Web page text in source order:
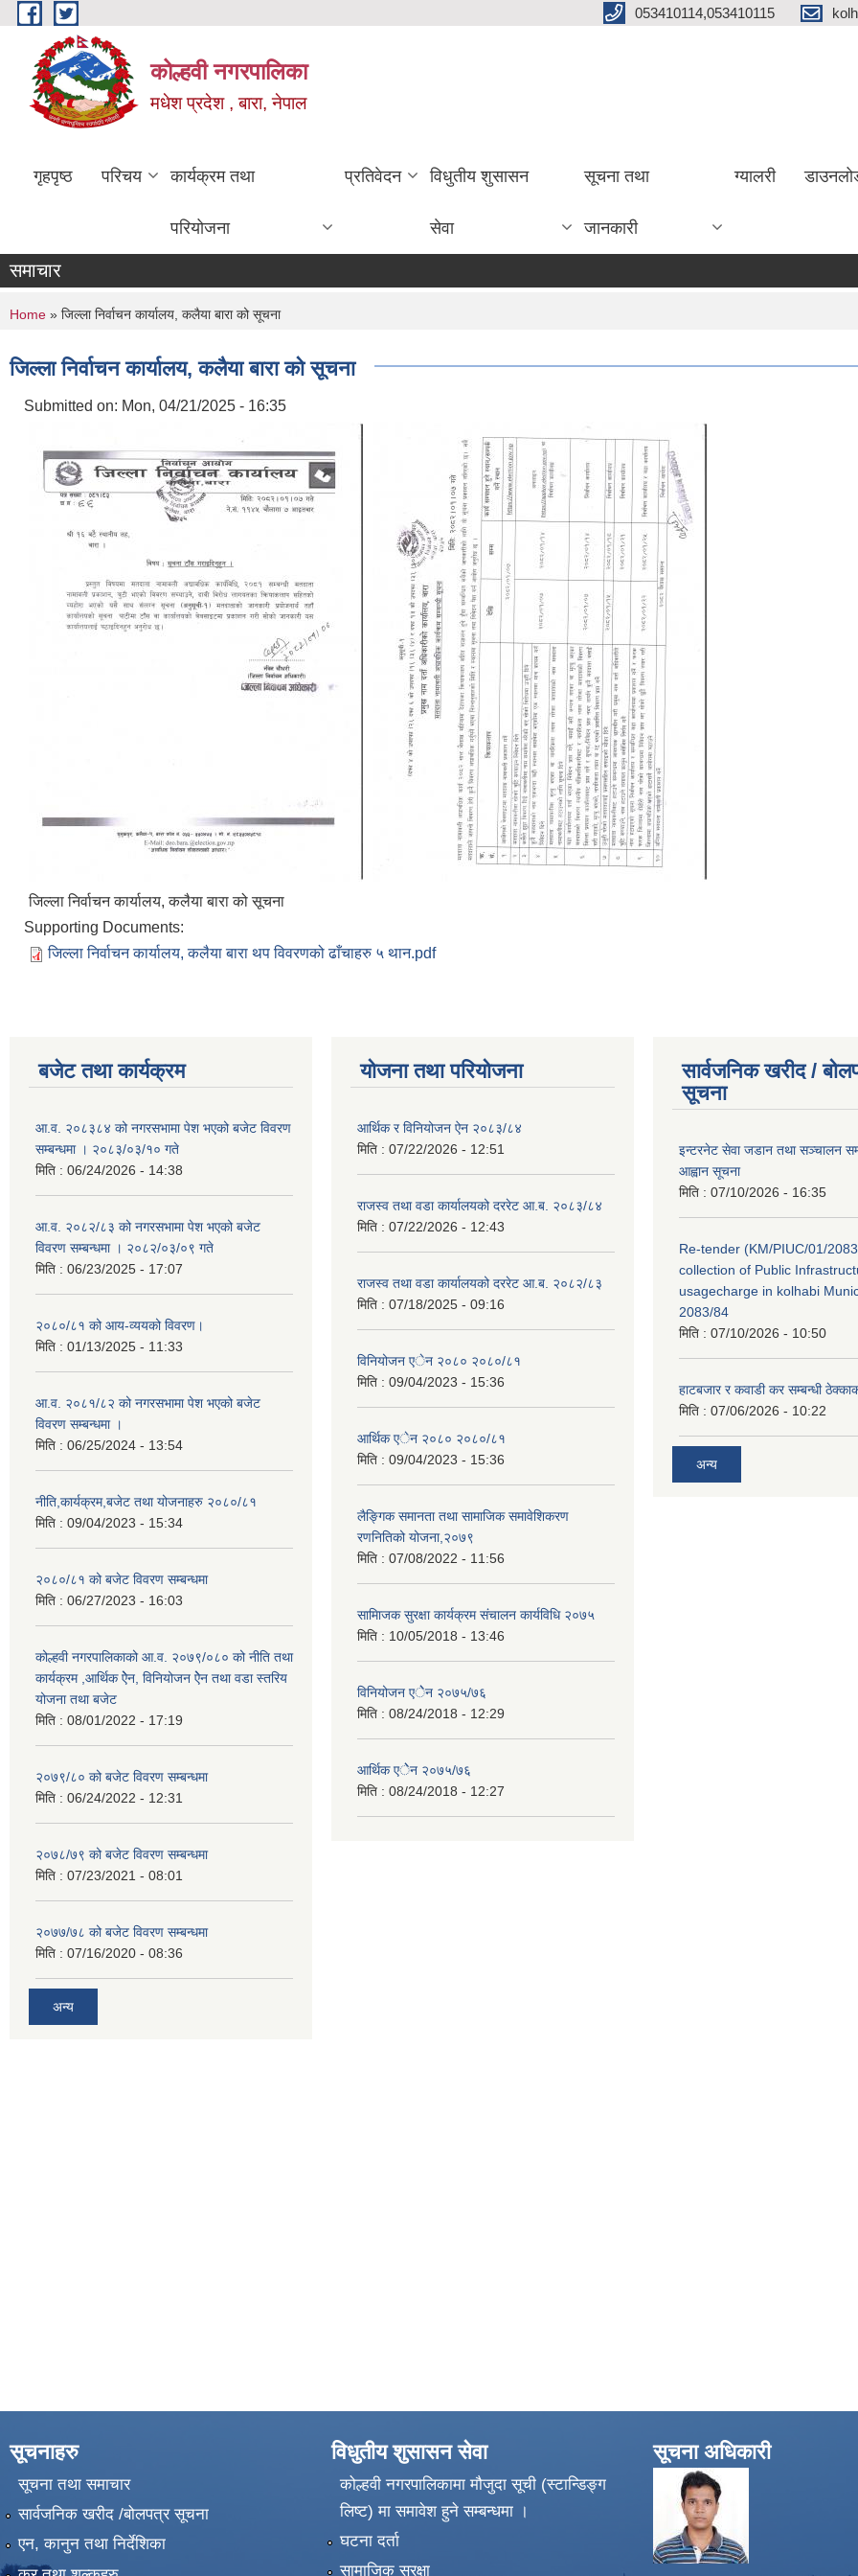
Skip to main content 053410114,053410115
कोल्हवी नगरपालिका
मधेश प्रदेश , बारा, नेपाल
गृहपृष्ठ परिचय कार्यक्रम तथा
परियोजना
प्रतिवेदन विधुतीय शुसासन
सेवा
सूचना तथा
जानकारी
ग्यालरी
समाचार
You are here
Home » जिल्ला निर्वाचन कार्यालय, कलैया बारा को सूचना
जिल्ला निर्वाचन कार्यालय, कलैया बारा को सूचना
Submitted on: Mon, 04/21/2025 - 16:35
जिल्ला निर्वाचन कार्यालय, कलैया बारा को सूचना
Supporting Documents:
जिल्ला निर्वाचन कार्यालय, कलैया बारा थप विवरणको ढाँचाहरु ५ थान.pdf
बजेट तथा कार्यक्रम
आ.व. २०८३८४ को नगरसभामा पेश भएको बजेट विवरण
सम्बन्धमा । २०८३/०३/१० गते
मिति : 06/24/2026 - 14:38
आ.व. २०८२/८३ को नगरसभामा पेश भएको बजेट
विवरण सम्बन्धमा । २०८२/०३/०९ गते
मिति : 06/23/2025 - 17:07
२०८०/८१ को आय-व्ययको विवरण।
मिति : 01/13/2025 - 11:33
आ.व. २०८१/८२ को नगरसभामा पेश भएको बजेट
विवरण सम्बन्धमा ।
मिति : 06/25/2024 - 13:54
नीति,कार्यक्रम,बजेट तथा योजनाहरु २०८०/८१
मिति : 09/04/2023 - 15:34
२०८०/८१ को बजेट विवरण सम्बन्धमा
मिति : 06/27/2023 - 16:03
कोल्हवी नगरपालिकाको आ.व. २०७९/०८० को नीति तथा
कार्यक्रम ,आर्थिक ऐेन, विनियोजन ऐेन तथा वडा स्तरिय
योजना तथा बजेट
मिति : 08/01/2022 - 17:19
२०७९/८० को बजेट विवरण सम्बन्धमा
मिति : 06/24/2022 - 12:31
२०७८/७९ को बजेट विवरण सम्बन्धमा
मिति : 07/23/2021 - 08:01
२०७७/७८ को बजेट विवरण सम्बन्धमा
मिति : 07/16/2020 - 08:36
अन्य
योजना तथा परियोजना
आर्थिक र विनियोजन ऐन २०८३/८४
मिति : 07/22/2026 - 12:51
राजस्व तथा वडा कार्यालयको दररेट आ.ब. २०८३/८४
मिति : 07/22/2026 - 12:43
राजस्व तथा वडा कार्यालयको दररेट आ.ब. २०८२/८३
मिति : 07/18/2025 - 09:16
विनियोजन एेन २०८० २०८०/८१
मिति : 09/04/2023 - 15:36
आर्थिक एेन २०८० २०८०/८१
मिति : 09/04/2023 - 15:36
लैङ्गिक समानता तथा सामाजिक समावेशिकरण
रणनितिको योजना,२०७९
मिति : 07/08/2022 - 11:56
सामािजक सुरक्षा कार्यक्रम संचालन कार्यविधि २०७५
मिति : 10/05/2018 - 13:46
विनियोजन एेेन २०७५/७६
मिति : 08/24/2018 - 12:29
आर्थिक एेेन २०७५/७६
मिति : 08/24/2018 - 12:27
सार्वजनिक खरीद /
सूचना
इन्टरनेट सेवा जडान तथा सञ्चालन
आह्वान सूचना
मिति : 07/10/2026 - 16:35
Re-tender (KM/PIUC/01/
collection of Public
usagecharge in kolhabi
2083/84
मिति : 07/10/2026 - 10:50
हाटबजार र कवाडी कर सम्बन्धी
मिति : 07/06/2026 - 10:22
अन्य
सूचनाहरु
सूचना तथा समाचार
सार्वजनिक खरीद /बोलपत्र सूचना
एन, कानुन तथा निर्देशिका
विधुतीय शुसासन सेवा
कोल्हवी नगरपालिकामा मौजुदा सूची (स्टान्डिङ्ग
लिष्ट) मा समावेश हुने सम्बन्धमा ।
घटना दर्ता
सामाजिक सुरक्षा
सूचना अधिकारी